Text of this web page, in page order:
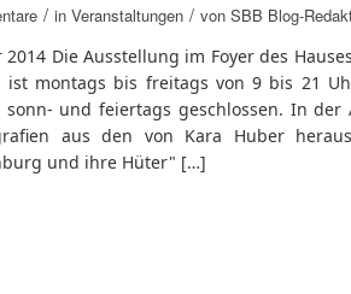
/ in Veranstaltungen / von SBB Blog-
Die Ausstellung im Foyer des
ist montags bis freitags von 9 bis 21
und feiertags geschlossen. In der
aus den von Kara Huber
und ihre Hüter" […]